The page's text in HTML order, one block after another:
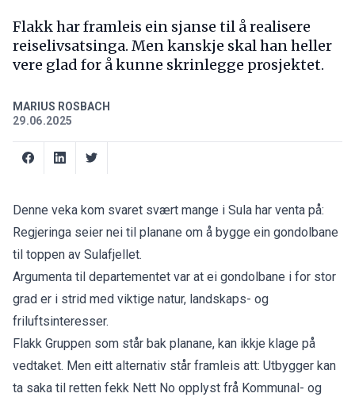
Flakk har framleis ein sjanse til å realisere
reiselivsatsinga. Men kanskje skal han heller
vere glad for å kunne skrinlegge prosjektet.
MARIUS ROSBACH
29.06.2025
Denne veka kom svaret svært mange i Sula har venta på:
Regjeringa seier nei til planane om å bygge ein gondolbane
til toppen av Sulafjellet.
Argumenta til departementet var at ei gondolbane i for stor
grad er i strid med viktige natur, landskaps- og
friluftsinteresser.
Flakk Gruppen som står bak planane, kan ikkje klage på
vedtaket. Men eitt alternativ står framleis att: Utbygger kan
ta saka til retten fekk Nett No opplyst frå Kommunal- og